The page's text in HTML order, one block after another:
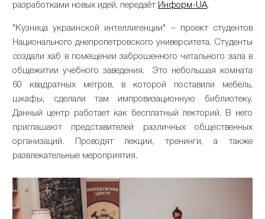
разработками новых идей, передаёт Информ-UA.
"Кузница украинской интеллигенции" – проект студентов
Национального днепропетровского университета. Студенты
создали хаб в помещении заброшенного читального зала в
общежитии учебного заведения. Это небольшая комната
60 квадратных метров, в которой поставили мебель,
шкафы, сделали там импровизационную библиотеку.
Данный центр работает как бесплатный лекторий. В него
приглашают представителей различных общественных
организаций. Проводят лекции, тренинги, а также
развлекательные мероприятия.